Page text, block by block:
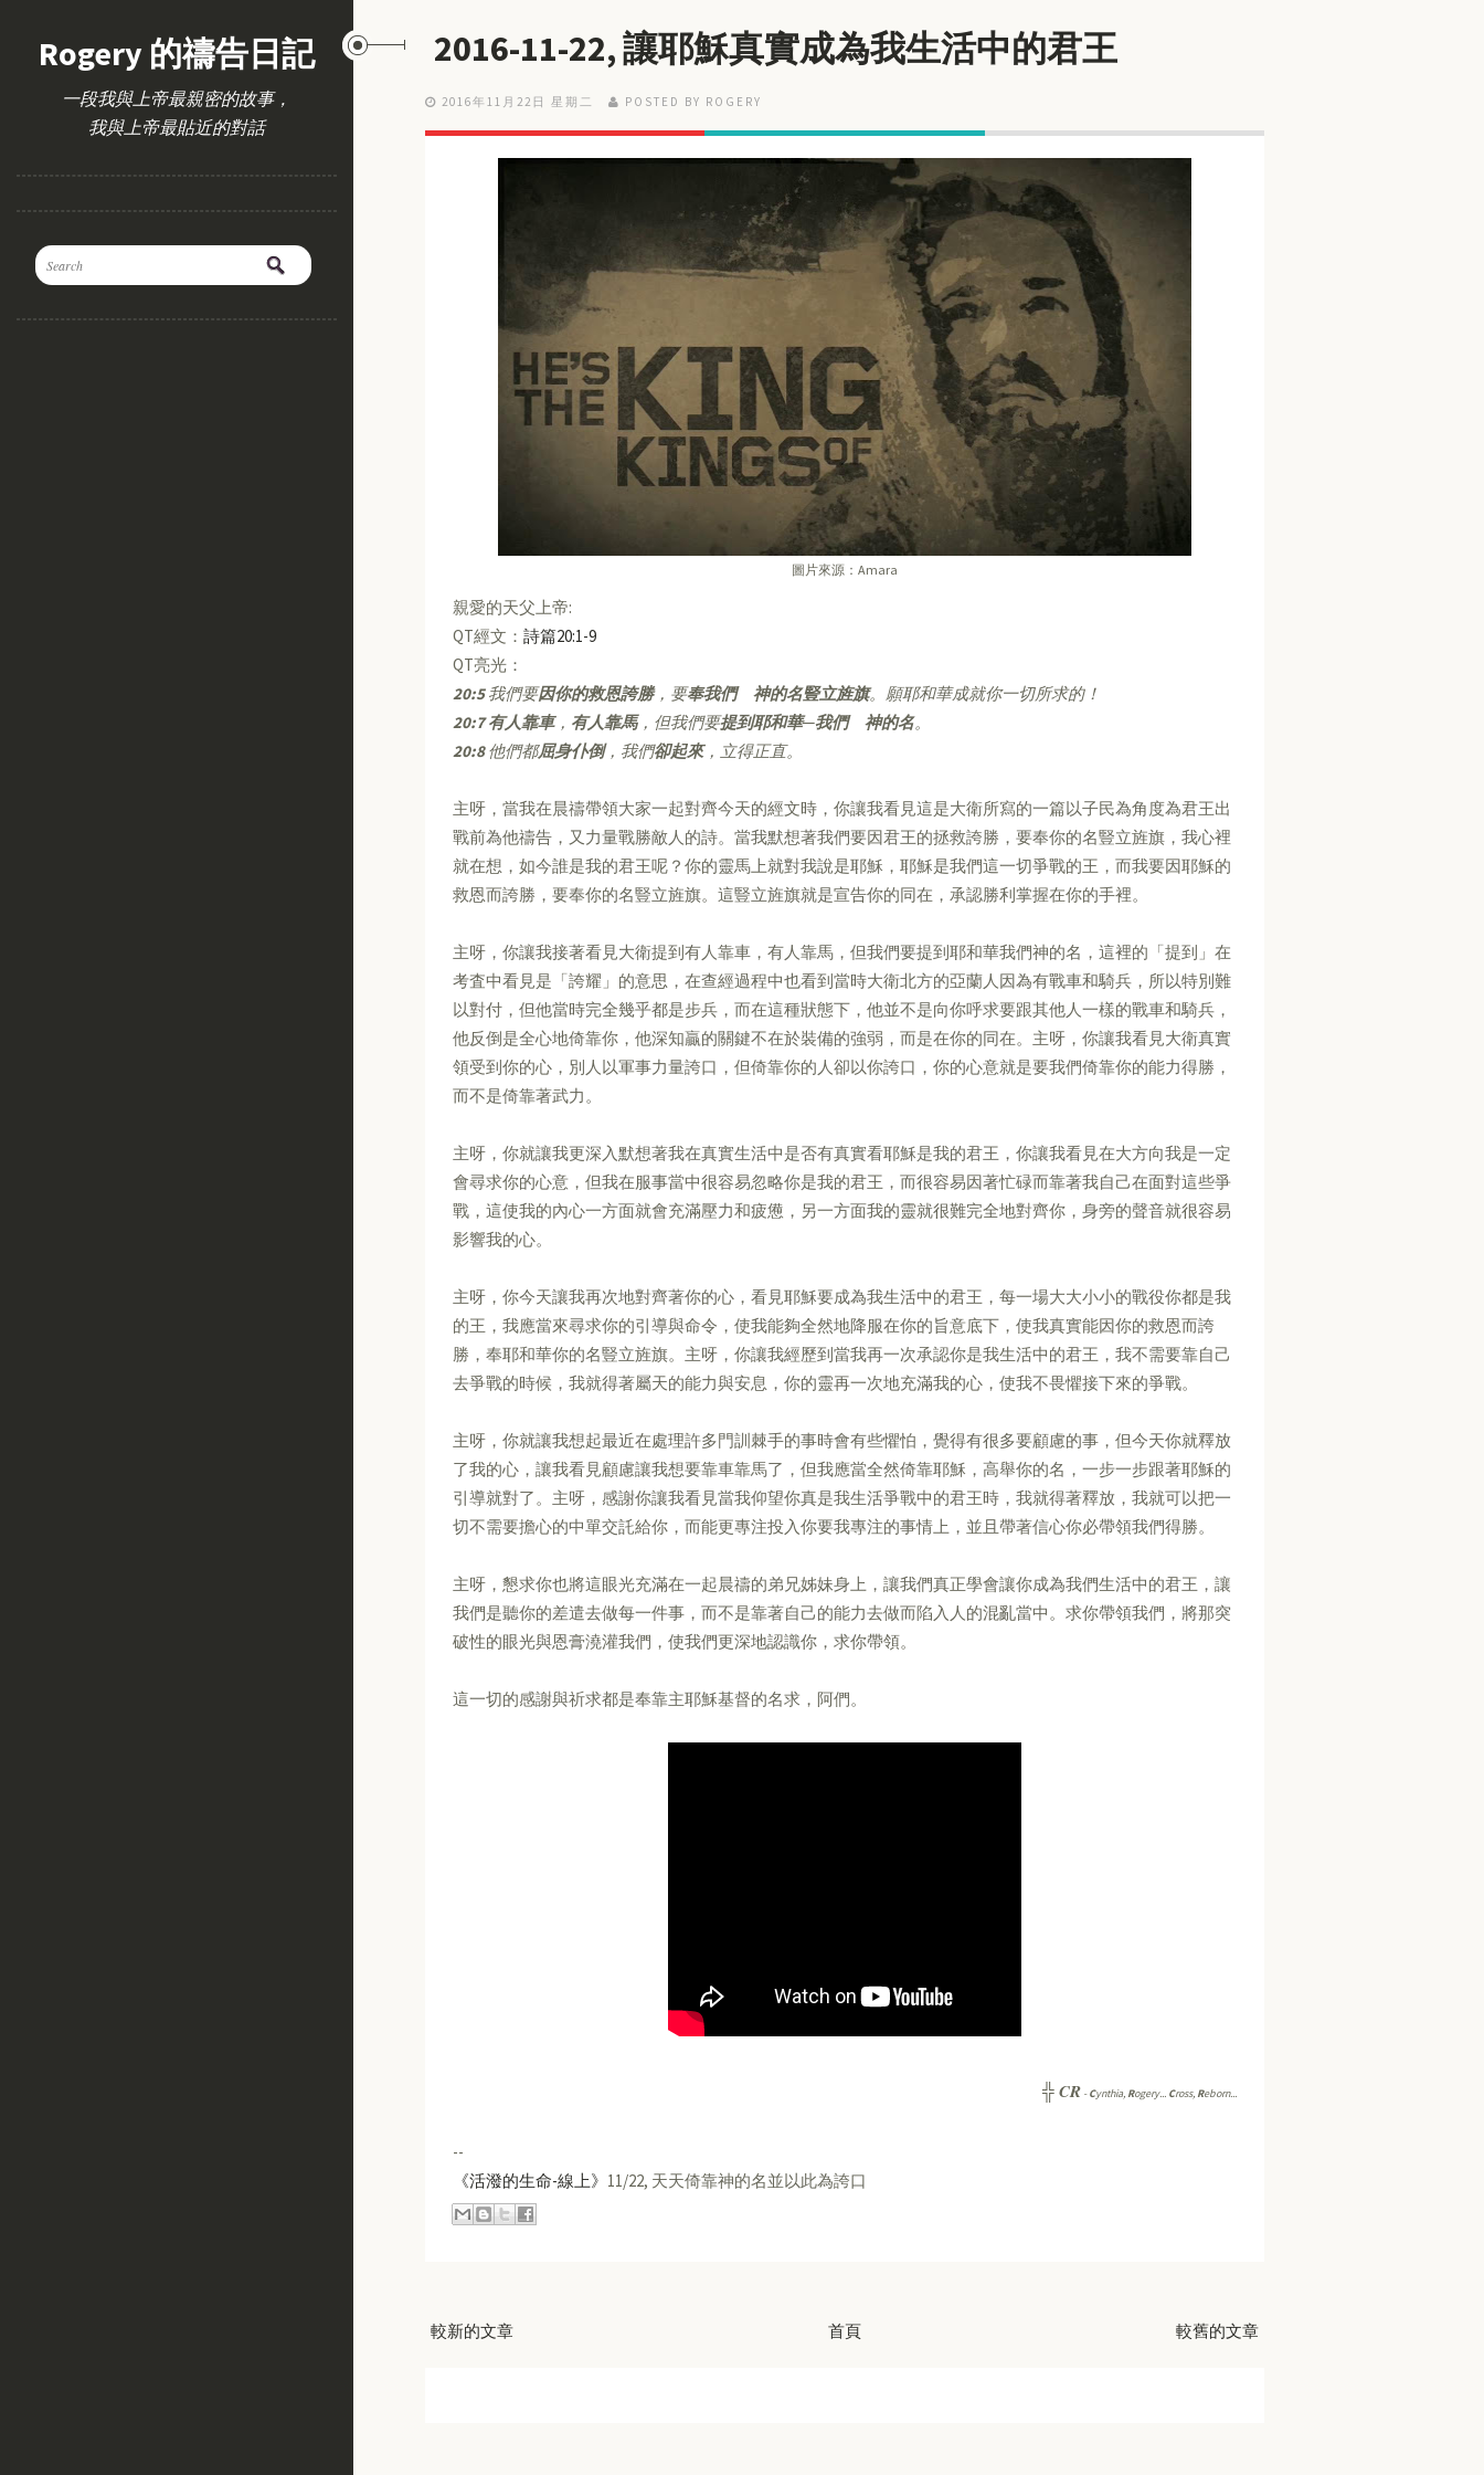
Rogery 的禱告日記
一段我與上帝最親密的故事，
我與上帝最貼近的對話
2016-11-22, 讓耶穌真實成為我生活中的君王
2016年11月22日 星期二 POSTED BY ROGERY
圖片來源：Amara
親愛的天父上帝:
QT經文： 詩篇20:1-9
QT亮光：
20:5我們要因你的救恩誇勝，要奉我們 神的名豎立旌旗。願耶和華成就你一切所求的！
20:7 有人靠車， 有人靠馬，但我們要提到耶和華─我們 神的名。
20:8他們都屈身仆倒，我們卻起來，立得正直。
主呀，當我在晨禱帶領大家一起對齊今天的經文時，你讓我看見這是大衛所寫的一篇以子民為角度為君王出
戰前為他禱告，又力量戰勝敵人的詩。當我默想著我們要因君王的拯救誇勝，要奉你的名豎立旌旗，我心裡
就在想，如今誰是我的君王呢？你的靈馬上就對我說是耶穌，耶穌是我們這一切爭戰的王，而我要因耶穌的
救恩而誇勝，要奉你的名豎立旌旗。這豎立旌旗就是宣告你的同在，承認勝利掌握在你的手裡。
主呀，你讓我接著看見大衛提到有人靠車，有人靠馬，但我們要提到耶和華我們神的名，這裡的「提到」在
考査中看見是「誇耀」的意思，在查經過程中也看到當時大衛北方的亞蘭人因為有戰車和騎兵，所以特別難
以對付，但他當時完全幾乎都是步兵，而在這種狀態下，他並不是向你呼求要跟其他人一樣的戰車和騎兵，
他反倒是全心地倚靠你，他深知贏的關鍵不在於裝備的強弱，而是在你的同在。主呀，你讓我看見大衛真實
領受到你的心，別人以軍事力量誇口，但倚靠你的人卻以你誇口，你的心意就是要我們倚靠你的能力得勝，
而不是倚靠著武力。
主呀，你就讓我更深入默想著我在真實生活中是否有真實看耶穌是我的君王，你讓我看見在大方向我是一定
會尋求你的心意，但我在服事當中很容易忽略你是我的君王，而很容易因著忙碌而靠著我自己在面對這些爭
戰，這使我的內心一方面就會充滿壓力和疲憊，另一方面我的靈就很難完全地對齊你，身旁的聲音就很容易
影響我的心。
主呀，你今天讓我再次地對齊著你的心，看見耶穌要成為我生活中的君王，每一場大大小小的戰役你都是我
的王，我應當來尋求你的引導與命令，使我能夠全然地降服在你的旨意底下，使我真實能因你的救恩而誇
勝，奉耶和華你的名豎立旌旗。主呀，你讓我經歷到當我再一次承認你是我生活中的君王，我不需要靠自己
去爭戰的時候，我就得著屬天的能力與安息，你的靈再一次地充滿我的心，使我不畏懼接下來的爭戰。
主呀，你就讓我想起最近在處理許多門訓棘手的事時會有些懼怕，覺得有很多要顧慮的事，但今天你就釋放
了我的心，讓我看見顧慮讓我想要靠車靠馬了，但我應當全然倚靠耶穌，高舉你的名，一步一步跟著耶穌的
引導就對了。主呀，感謝你讓我看見當我仰望你真是我生活爭戰中的君王時，我就得著釋放，我就可以把一
切不需要擔心的中單交託給你，而能更專注投入你要我專注的事情上，並且帶著信心你必帶領我們得勝。
主呀，懇求你也將這眼光充滿在一起晨禱的弟兄姊妹身上，讓我們真正學會讓你成為我們生活中的君王，讓
我們是聽你的差遣去做每一件事，而不是靠著自己的能力去做而陷入人的混亂當中。求你帶領我們，將那突
破性的眼光與恩膏澆灌我們，使我們更深地認識你，求你帶領。
這一切的感謝與祈求都是奉靠主耶穌基督的名求，阿們。
╬ CR -Cynthia, Rogery... Cross, Reborn...
--
《活潑的生命-線上》 11/22, 天天倚靠神的名並以此為誇口
較新的文章 較舊的文章
首頁